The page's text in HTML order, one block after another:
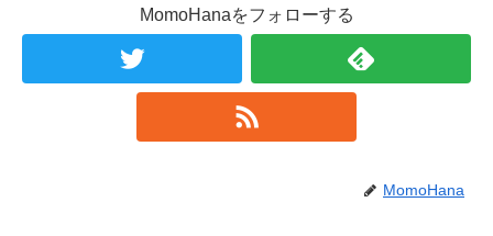
MomoHanaをフォローする
MomoHana